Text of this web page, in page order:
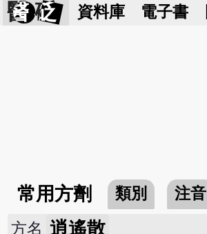
醫 砭 資料庫 電子書
常用方劑 類別 注音
方名 逍遙散